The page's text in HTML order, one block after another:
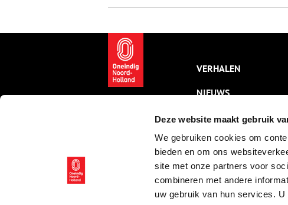
Deze website maakt gebruik
We gebruiken cookies om
bieden en om ons
site met onze partners voor
combineren met andere
uw gebruik van hun services.
VERHALEN
NIEUWS
KALENDER
THEMA’S
ACTIVITEITEN
VIDEO’S